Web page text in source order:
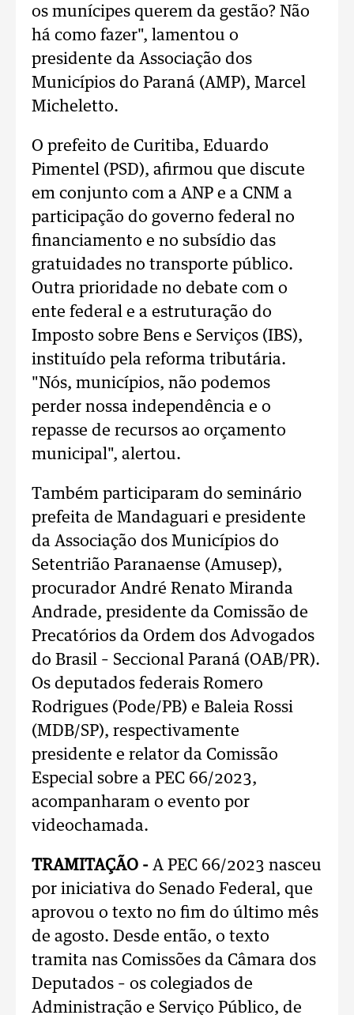
os munícipes querem da gestão? Não
há como fazer", lamentou o
presidente da Associação dos
Municípios do Paraná (AMP), Marcel
Micheletto.
O prefeito de Curitiba, Eduardo
Pimentel (PSD), afirmou que discute
em conjunto com a ANP e a CNM a
participação do governo federal no
financiamento e no subsídio das
gratuidades no transporte público.
Outra prioridade no debate com o
ente federal e a estruturação do
Imposto sobre Bens e Serviços (IBS),
instituído pela reforma tributária.
"Nós, municípios, não podemos
perder nossa independência e o
repasse de recursos ao orçamento
municipal", alertou.
Também participaram do seminário
prefeita de Mandaguari e presidente
da Associação dos Municípios do
Setentrião Paranaense (Amusep),
procurador André Renato Miranda
Andrade, presidente da Comissão de
Precatórios da Ordem dos Advogados
do Brasil – Seccional Paraná (OAB/PR).
Os deputados federais Romero
Rodrigues (Pode/PB) e Baleia Rossi
(MDB/SP), respectivamente
presidente e relator da Comissão
Especial sobre a PEC 66/2023,
acompanharam o evento por
videochamada.
TRAMITAÇÃO - A PEC 66/2023 nasceu
por iniciativa do Senado Federal, que
aprovou o texto no fim do último mês
de agosto. Desde então, o texto
tramita nas Comissões da Câmara dos
Deputados – os colegiados de
Administração e Serviço Público, de